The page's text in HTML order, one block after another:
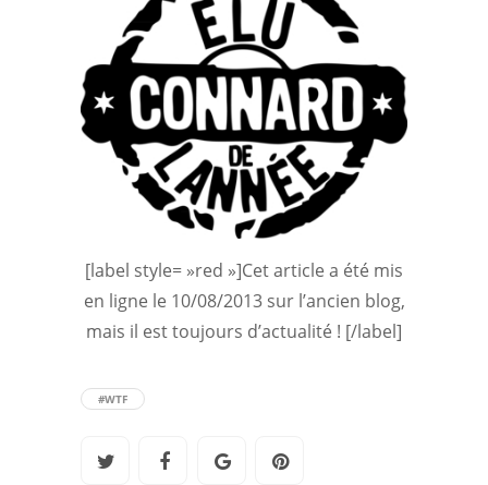
[label style= »red »]Cet article a été mis
en ligne le 10/08/2013 sur l’ancien blog,
mais il est toujours d’actualité ! [/label]
#WTF